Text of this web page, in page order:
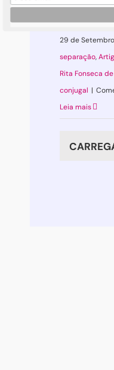
29 de
separação,
Rita Fonseca
conjugal |
Leia mais